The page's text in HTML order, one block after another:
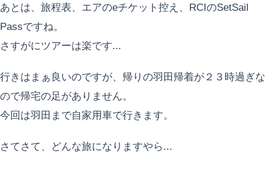
あとは、旅程表、エアのeチケット控え、RCIのSetSail
Passですね。
さすがにツアーは楽です...
行きはまぁ良いのですが、帰りの羽田帰着が２３時過ぎな
ので帰宅の足がありません。
今回は羽田まで自家用車で行きます。
さてさて、どんな旅になりますやら...